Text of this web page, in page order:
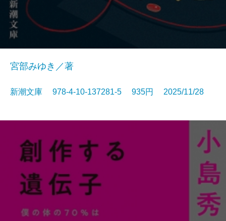
宮部みゆき／著
新潮文庫 978-4-10-137281-5 935円 2025/11/28